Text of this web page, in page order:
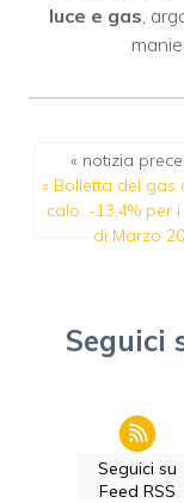
luce e gas ,
« notizia
« Bolletta del gas
calo: -13,4% per
di Marzo
Seguici
Seguici su
Feed RSS